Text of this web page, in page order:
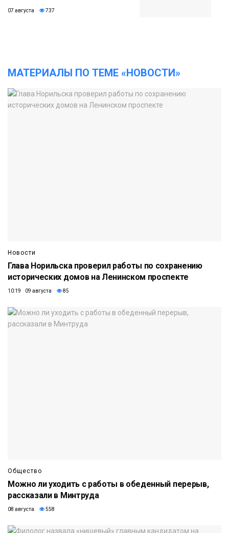
07 августа 737
МАТЕРИАЛЫ ПО ТЕМЕ «НОВОСТИ»
Новости
Глава Норильска проверил работы по сохранению
исторических домов на Ленинском проспекте
10:19 09 августа 85
Общество
Можно ли уходить с работы в обеденный перерыв,
рассказали в Минтруда
08 августа 558